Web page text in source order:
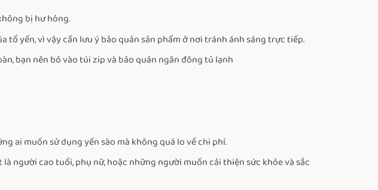
bị hư hỏng.
tổ yến, vì vậy cần lưu ý bảo quản sản phẩm ở nơi tránh ánh sáng trực tiếp.
bạn nên bỏ vào túi zip và bảo quản ngăn đông tủ lạnh
ai muốn sử dụng yến sào mà không quá lo về chi phí.
người cao tuổi, phụ nữ, hoặc những người muốn cải thiện sức khỏe và sắc